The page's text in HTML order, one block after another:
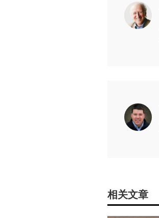
相关文章